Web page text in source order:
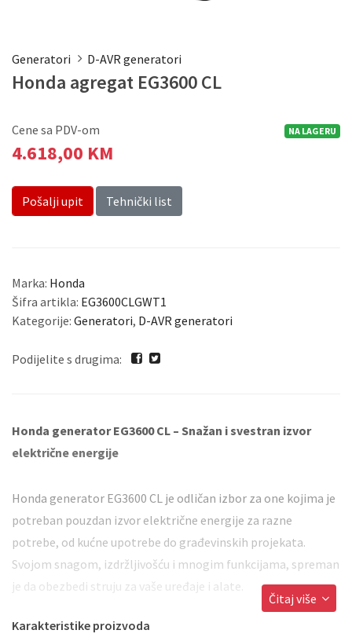
Generatori D-AVR generatori
Honda agregat EG3600 CL
NA LAGERU
Cene sa PDV-om
4.618,00 KM
Pošalji upit Tehnički list
Marka: Honda
Šifra artikla: EG3600CLGWT1
Kategorije: Generatori, D-AVR generatori
Podijelite s drugima:
Honda generator EG3600 CL – Snažan i svestran izvor
električne energije
Honda generator EG3600 CL je odličan izbor za one kojima je
potreban pouzdan izvor električne energije za razne
potrebe, od kućne upotrebe do građevinskih projekata.
Svojom snagom, izdržljivošću i mnogim funkcijama, spreman
je da obezbedi struju za vaše uređaje i alate.
Snaga i performanse:EG3600 CL ima maksimalnu snagu od
Čitaj više
Karakteristike proizvoda